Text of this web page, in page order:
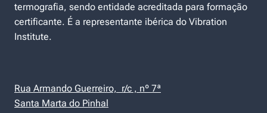
termografia, sendo entidade acreditada para formação
certificante. É a representante ibérica do Vibration
Institute.
Rua Armando Guerreiro, r/c , nº 7ª
Santa Marta do Pinhal